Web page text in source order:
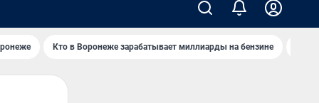
Кто в Воронеже зарабатывает миллиарды на бензине